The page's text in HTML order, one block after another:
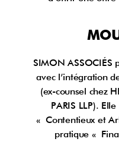
SIMON ASSOCIÉS
avec l’intégration
(ex-counsel chez
PARIS LLP).
« Contentieux et
pratique «